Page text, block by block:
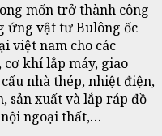
mốn trở thành công
ứng vật tư Bulông ốc
việt nam cho các
khí lắp máy, giao
nhà thép, nhiệt điện,
sản xuất và lắp ráp đồ
ngoại thất,…